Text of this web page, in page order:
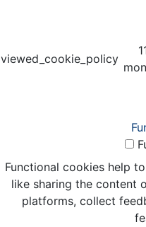
viewed_cookie_policy
Functional cookies help
like sharing the content
platforms, collect